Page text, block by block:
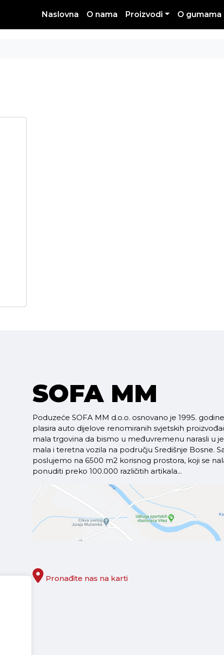
Naslovna O nama Proizvodi O gumama
SOFA MM
Poduzeće SOFA MM d.o.o. osnovano je 1995.
plasira auto dijelove renomiranih svjetskih
mala trgovina da bismo u međuvremenu narasli u
mala i teretna vozila na području Središnje Bosne.
poslujemo na 6500 m2 korisnog prostora, koji se
ponuditi preko 100.000 različitih artikala...
Pronađite nas na karti